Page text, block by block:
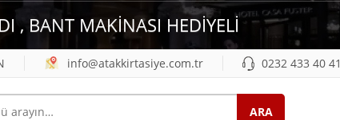
, BANT MAKİNASI HEDİYELİ
info@atakkirtasiye.com.tr 0232 433 40 41